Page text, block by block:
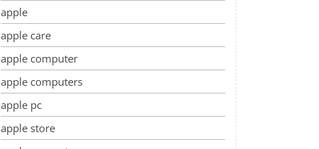
apple
apple care
apple computer
apple computers
apple pc
apple store